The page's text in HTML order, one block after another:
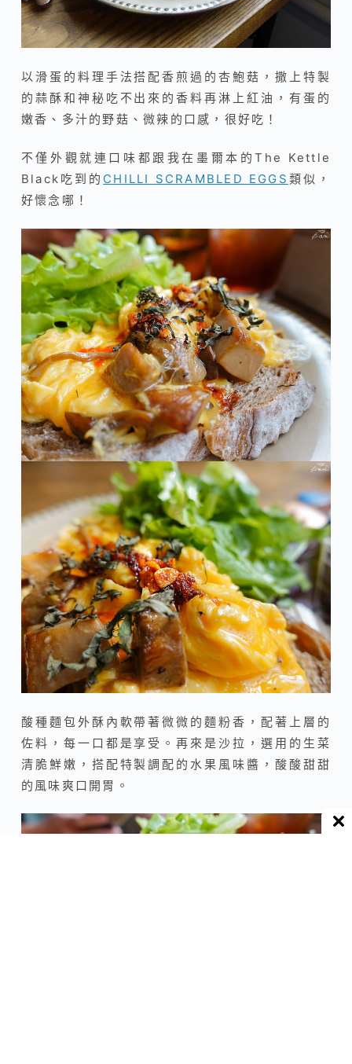
以滑蛋的料理手法搭配香煎過的杏鮑菇，撒上特製
的蒜酥和神秘吃不出來的香料再淋上紅油，有蛋的
嫩香、多汁的野菇 、微辣的口感，很好吃！
不僅外觀就連口味都跟我在墨爾本的The Kettle
Black吃到的 CHILLI SCRAMBLED EGGS 類似，
好懷念哪！
酸種麵包外酥內軟帶著微微的麵粉香，配著上層的
佐料，每一口都是享受。再來是沙拉，選用的生菜
清脆鮮嫩，搭配特製調配的水果風味醬，酸酸甜甜
的風味爽口開胃。